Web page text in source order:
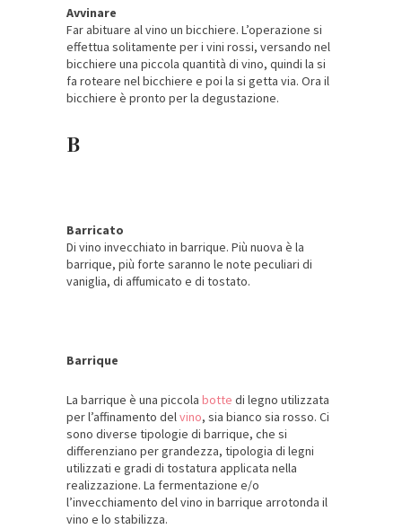
Avvinare
Far abituare al vino un bicchiere. L’operazione si
effettua solitamente per i vini rossi, versando nel
bicchiere una piccola quantità di vino, quindi la si
fa roteare nel bicchiere e poi la si getta via. Ora il
bicchiere è pronto per la degustazione.
B
Barricato
Di vino invecchiato in barrique. Più nuova è la
barrique, più forte saranno le note peculiari di
vaniglia, di affumicato e di tostato.
Barrique
La barrique è una piccola botte di legno utilizzata
per l’affinamento delvino, sia bianco sia rosso. Ci
sono diverse tipologie di barrique, che si
differenziano per grandezza, tipologia di legni
utilizzati e gradi di tostatura applicata nella
realizzazione. La fermentazione e/o
l’invecchiamento del vino in barrique arrotonda il
vino e lo stabilizza.